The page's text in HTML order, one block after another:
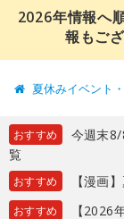
2026年情報へ
報もご
夏休みイベント
おすすめ
今週末
覧
おすすめ 【漫画
おすすめ
【2026